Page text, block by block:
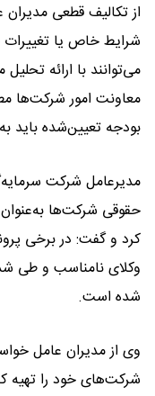
از تکالیف قطعی
شرایط خاص یا
می‌توانند با ارائه
معاونت امور شرکت‌ها
بودجه تعیین‌شده باید
مدیرعامل شرکت
حقوقی شرکت‌ها
کرد و گفت: در برخی
وکلای نامناسب و طی
شده است.
وی از مدیران عامل
شرکت‌های خود را تهیه